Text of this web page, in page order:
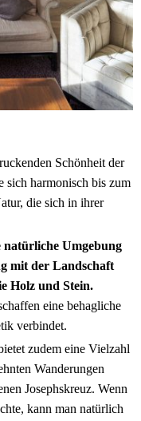
Schönheit der
sich harmonisch bis zum
die sich in ihrer
natürliche Umgebung
mit der Landschaft
Holz und Stein.
eine behagliche
verbindet.
zudem eine Vielzahl
Wanderungen
Josephskreuz. Wenn
kann man natürlich